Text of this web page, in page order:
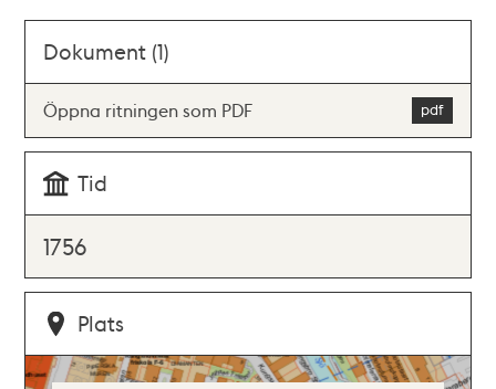
Dokument (1)
Öppna ritningen som PDF
Tid
1756
Plats